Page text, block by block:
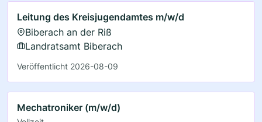
Leitung des Kreisjugendamtes m/w/d
Biberach an der Riß
Landratsamt Biberach
Veröffentlicht 2026-08-09
Mechatroniker (m/w/d)